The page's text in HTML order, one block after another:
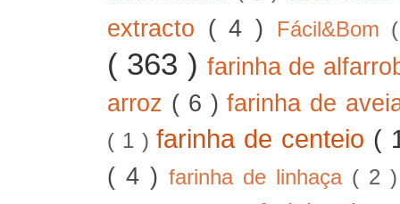
extracto ( 4 ) Fácil&Bom
( 363 )farinha de
arroz ( 6 )farinha de
( 1 )farinha de centeio (
( 4 ) farinha de linhaça ( 2